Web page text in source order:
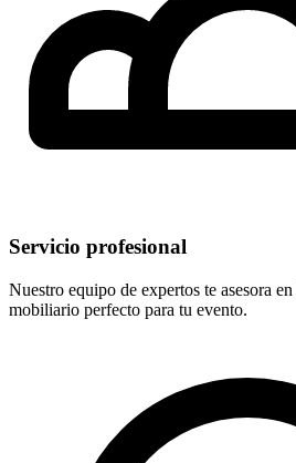
Servicio profesional
Nuestro equipo de expertos te asesora
mobiliario perfecto para tu evento.